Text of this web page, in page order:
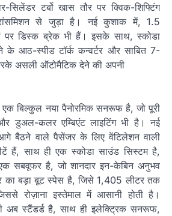
सिलेंडर टर्बो खास तौर पर क्विक-शिफ्टिंग
से जुड़ा है। नई कुशाक में, 1.5
पर डिस्क ब्रेक भी हैं। इसके साथ, स्कोडा
के आठ-स्पीड टॉर्क कन्वर्टर और साबित 7-
असली ऑटोमैटिक देने की अपनी
बिल्कुल नया पैनोरमिक सनरूफ है, जो पूरी
डुअल-कलर एम्बिएंट लाइटिंग भी है। नई
बैठने वाले पैसेंजर के लिए वेंटिलेशन वाली
हैं, साथ ही एक स्कोडा साउंड सिस्टम है,
सबवूफर है, जो शानदार इन-केबिन अनुभव
का बड़ा बूट स्पेस है, जिसे 1,405 लीटर तक
रोज़ाना इस्तेमाल में आसानी होती है।
अब स्टैंडर्ड है, साथ ही इलेक्ट्रिक सनरूफ,